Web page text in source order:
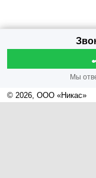
© 2026, ООО «Никас»